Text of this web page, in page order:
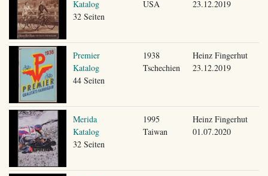
Katalog
32 Seiten
USA
23.12.2019
Premier
Katalog
44 Seiten
1938
Tschechien
Heinz Fingerhut
23.12.2019
Merida
Katalog
32 Seiten
1995
Taiwan
Heinz Fingerhut
01.07.2020